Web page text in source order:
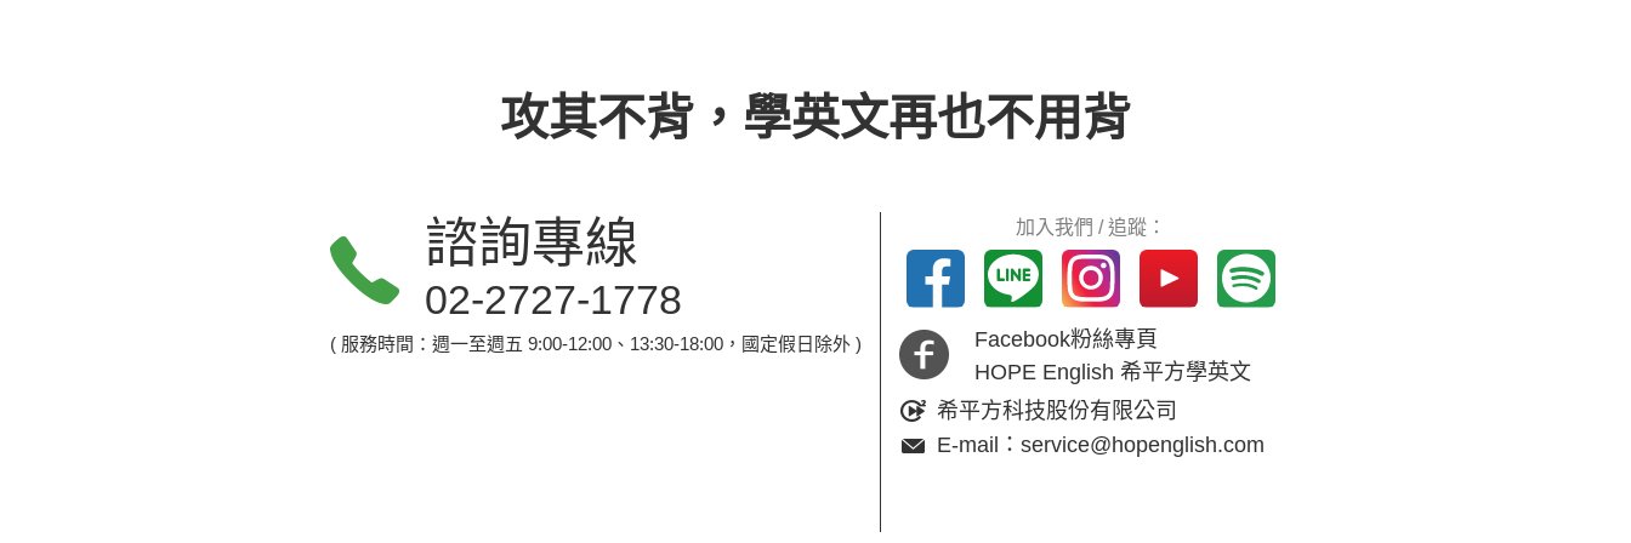
攻其不背，學英文再也不用背
諮詢專線
02-2727-1778
( 服務時間：週一至週五 9:00-12:00、13:30-18:00，國定假日除外 )
加入我們 / 追蹤：
Facebook粉絲專頁
HOPE English 希平方學英文
希平方科技股份有限公司
E-mail：service@hopenglish.com